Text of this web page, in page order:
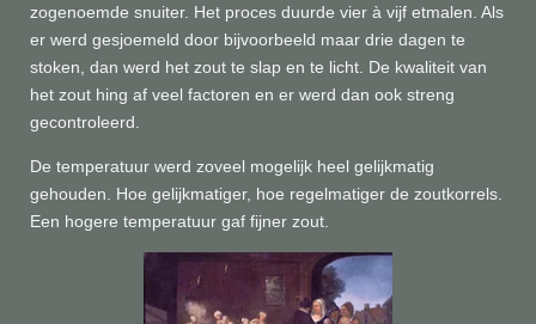
zogenoemde snuiter. Het proces duurde vier à vijf etmalen. Als
er werd gesjoemeld door bijvoorbeeld maar drie dagen te
stoken, dan werd het zout te slap en te licht. De kwaliteit van
het zout hing af veel factoren en er werd dan ook streng
gecontroleerd.
De temperatuur werd zoveel mogelijk heel gelijkmatig
gehouden. Hoe gelijkmatiger, hoe regelmatiger de zoutkorrels.
Een hogere temperatuur gaf fijner zout.